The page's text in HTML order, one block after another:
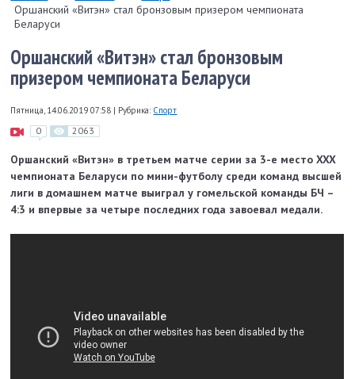
Оршанский «Витэн» стал бронзовым призером чемпионата
Беларуси
Оршанский «Витэн» стал бронзовым
призером чемпионата Беларуси
Пятница, 14.06.2019 07:58 | Рубрика: Спорт
0 2063
Оршанский «Витэн» в третьем матче серии за 3-е место XXX
чемпионата Беларуси по мини-футболу среди команд высшей
лиги в домашнем матче выиграл у гомельской команды БЧ –
4:3 и впервые за четыре последних года завоевал медали.